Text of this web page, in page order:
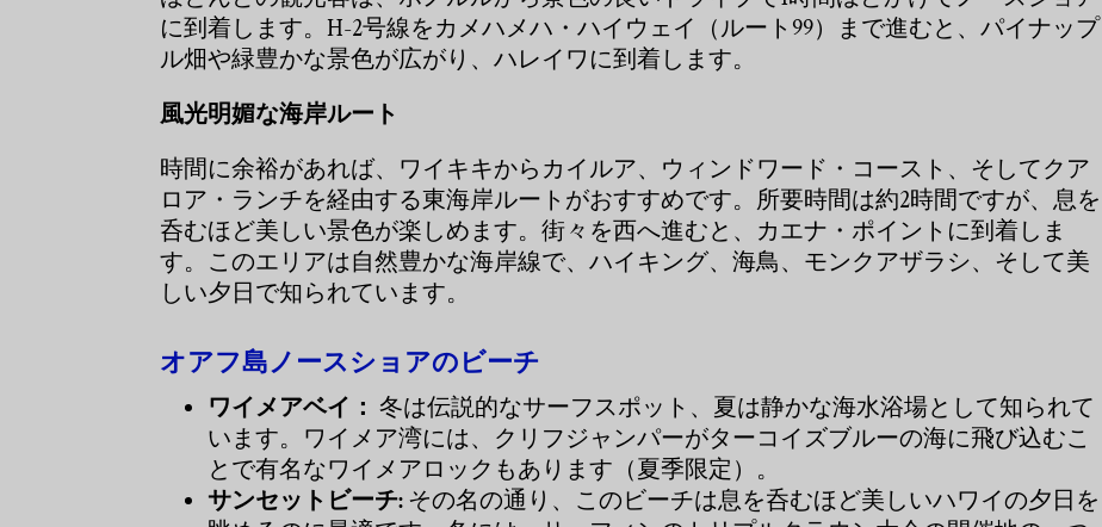
に到着します。H-2号線をカメハメハ・ハイウェイ（ルート99）まで進むと、パイナップ
ル畑や緑豊かな景色が広がり、ハレイワに到着します。
風光明媚な海岸ルート
時間に余裕があれば、ワイキキからカイルア、ウィンドワード・コースト、そしてクア
ロア・ランチを経由する東海岸ルートがおすすめです。所要時間は約2時間ですが、息を
呑むほど美しい景色が楽しめます。街々を西へ進むと、カエナ・ポイントに到着しま
す。このエリアは自然豊かな海岸線で、ハイキング、海鳥、モンクアザラシ、そして美
しい夕日で知られています。
オアフ島ノースショアのビーチ
ワイメアベイ：冬は伝説的なサーフスポット、夏は静かな海水浴場として知られて
います。ワイメア湾には、クリフジャンパーがターコイズブルーの海に飛び込むこ
とで有名なワイメアロックもあります（夏季限定）。
サンセットビーチ:その名の通り、このビーチは息を呑むほど美しいハワイの夕日を